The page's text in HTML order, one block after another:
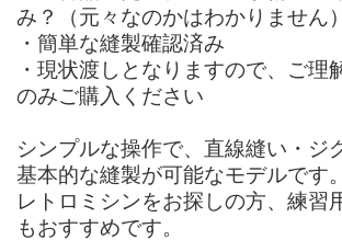
み？（元々なのかはわかりません
・簡単な縫製確認済み
・現状渡しとなりますので、ご理
のみご購入ください
シンプルな操作で、直線縫い・ジ
基本的な縫製が可能なモデルです。
レトロミシンをお探しの方、練習
もおすすめです。